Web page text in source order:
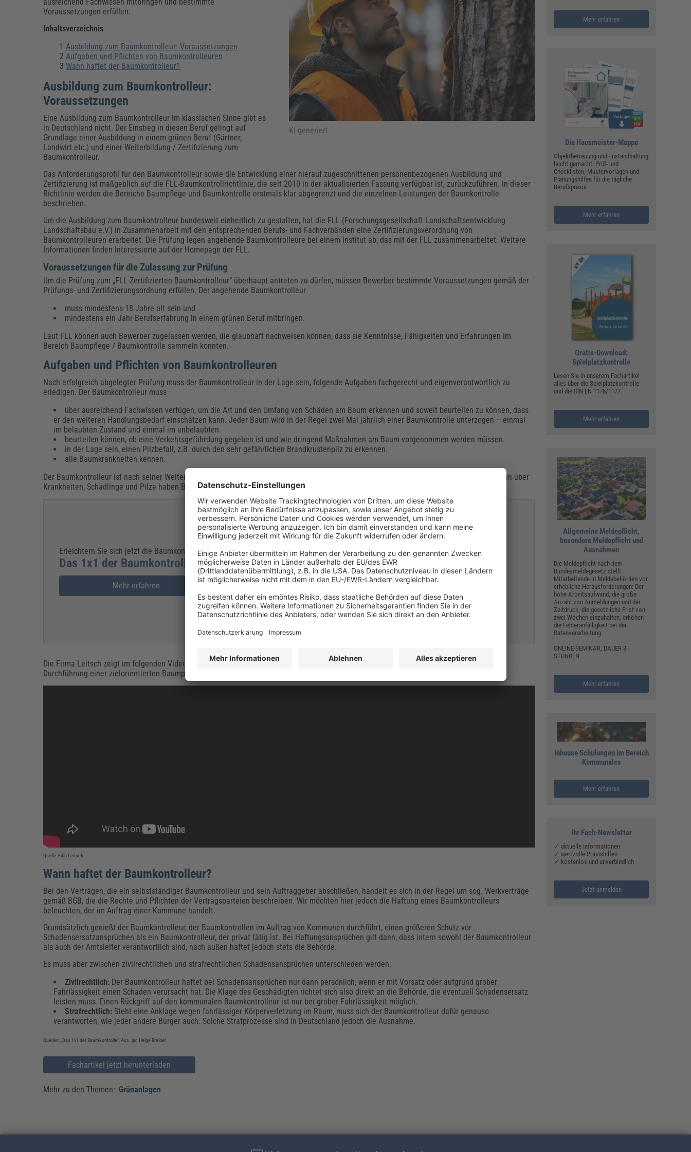
Energie & Umwelt
Führung & Management
Gesundheit & Pflege
Kommunales
Fachpublikationen & Arbeitshilfen
Bauhof
Hausmeister & Haustechnik
Grünflächen
Recht, Sicherheit & Ordnung
Vergaberecht
Verkehrsrecht
Weiterbildungen (AKADEMIE HERKERT)
Bau, Immobilien & Gebäudemanagement
Künstliche Intelligenz
Weiterbildungen (AKADEMIE HERKERT)
Künstliche Intelligenz
Personalmanagement
Fachpublikationen & Arbeitshilfen
Personalwesen Weiterbildungen (AKADEMIE HERKERT)
Personal, Ausbildung & Recht
Reisekosten und Finanzen
Weiterbildungen (AKADEMIE HERKERT)
Reisekosten & Finanzen
Zoll und Export
Fachpublikationen & Arbeitshilfen
Zollabwicklung & Exportabwicklung Zollverfahren & Zollvorschriften
Weiterbildungen (AKADEMIE HERKERT)
Zoll & Export
KI-generiert
Voraussetzungen erfüllen.
Inhaltsverzeichnis
Ausbildung zum Baumkontrolleur: Voraussetzungen
Aufgaben und Pflichten von Baumkontrolleuren
Wann haftet der Baumkontrolleur?
Ausbildung zum Baumkontrolleur:
Voraussetzungen
Eine Ausbildung zum Baumkontrolleur im klassischen Sinne gibt es
in Deutschland nicht. Der Einstieg in diesen Beruf gelingt auf
Grundlage einer Ausbildung in einem grünen Beruf (Gärtner,
Landwirt etc.) und einer Weiterbildung / Zertifizierung zum
Baumkontrolleur.
Das Anforderungsprofil für den Baumkontrolleur sowie die Entwicklung einer hierauf zugeschnittenen personenbezogenen Ausbildung und
Zertifizierung ist maßgeblich auf die FLL-Baumkontrollrichtlinie, die seit 2010 in der aktualisierten Fassung verfügbar ist, zurückzuführen. In dieser
Richtlinie werden die Bereiche Baumpflege und Baumkontrolle erstmals klar abgegrenzt und die einzelnen Leistungen der Baumkontrolle
beschrieben.
Um die Ausbildung zum Baumkontrolleur bundesweit einheitlich zu gestalten, hat die FLL (Forschungsgesellschaft Landschaftsentwicklung
Landschaftsbau e.V.) in Zusammenarbeit mit den entsprechenden Berufs- und Fachverbänden eine Zertifizierungsverordnung von
Baumkontrolleuren erarbeitet. Die Prüfung legen angehende Baumkontrolleure bei einem Institut ab, das mit der FLL zusammenarbeitet. Weitere
Informationen finden Interessierte auf der Homepage der FLL.
Voraussetzungen für die Zulassung zur Prüfung
Um die Prüfung zum „FLL-Zertifizierten Baumkontrolleur“ überhaupt antreten zu dürfen, müssen Bewerber bestimmte Voraussetzungen gemäß der
Prüfungs- und Zertifizierungsordnung erfüllen. Der angehende Baumkontrolleur
muss mindestens 18 Jahre alt sein und
mindestens ein Jahr Berufserfahrung in einem grünen Beruf mitbringen.
Laut FLL können auch Bewerber zugelassen werden, die glaubhaft nachweisen können, dass sie Kenntnisse, Fähigkeiten und Erfahrungen im
Bereich Baumpflege / Baumkontrolle sammeln konnten.
Aufgaben und Pflichten von Baumkontrolleuren
Nach erfolgreich abgelegter Prüfung muss der Baumkontrolleur in der Lage sein, folgende Aufgaben fachgerecht und eigenverantwortlich zu
erledigen. Der Baumkontrolleur muss
über ausreichend Fachwissen verfügen, um die Art und den Umfang von Schäden am Baum erkennen und soweit beurteilen zu können, dass
er den weiteren Handlungsbedarf einschätzen kann. Jeder Baum wird in der Regel zwei Mal jährlich einer Baumkontrolle unterzogen – einmal
im belaubten Zustand und einmal im unbelaubten.
beurteilen können, ob eine Verkehrsgefährdung gegeben ist und wie dringend Maßnahmen am Baum vorgenommen werden müssen.
in der Lage sein, einen Pilzbefall, z.B. durch den sehr gefährlichen Brandkrustenpilz zu erkennen.
alle Baumkrankheiten kennen.
Der Baumkontrolleur ist nach seiner Weiterbildung zudem verpflichtet, sich jährlich auf den neuesten Stand zu bringen. Aktuelles Fachwissen über
Krankheiten, Schädlinge und Pilze haben Baumkontrolleure mit dem Buch„Das 1x1 der Baumkontrolle“
Erleichtern Sie sich jetzt die Baumkontrolle nach der FLL-Richtlinie!
Das 1x1 der Baumkontrolle
Mehr erfahren
Die Firma Leitsch zeigt im folgenden Video, wie ein Baumkontrolleur bei seiner Arbeit vorgeht und warum die Baumkontrolle wichtig für die
Durchführung einer zielorientierten Baumpflege ist:
Quelle: Eiko Leitsch
Wann haftet der Baumkontrolleur?
Bei den Verträgen, die ein selbstständiger Baumkontrolleur und sein Auftraggeber abschließen, handelt es sich in der Regel um sog. Werkverträge
gemäß BGB, die die Rechte und Pflichten der Vertragsparteien beschreiben. Wir möchten hier jedoch die Haftung eines Baumkontrolleurs
beleuchten, der im Auftrag einer Kommune handelt.
Grundsätzlich genießt der Baumkontrolleur, der Baumkontrollen im Auftrag von Kommunen durchführt, einen größeren Schutz vor
Schadensersatzansprüchen als ein Baumkontrolleur, der privat tätig ist. Bei Haftungsansprüchen gilt dann, dass intern sowohl der Baumkontrolleur
als auch der Amtsleiter verantwortlich sind, nach außen haftet jedoch stets die Behörde.
Es muss aber zwischen zivilrechtlichen und strafrechtlichen Schadensansprüchen unterschieden werden:
Zivilrechtlich: Der Baumkontrolleur haftet bei Schadensansprüchen nur dann persönlich, wenn er mit Vorsatz oder aufgrund grober
Fahrlässigkeit einen Schaden verursacht hat. Die Klage des Geschädigten richtet sich also direkt an die Behörde, die eventuell Schadensersatz
leisten muss. Einen Rückgriff auf den kommunalen Baumkontrolleur ist nur bei grober Fahrlässigkeit möglich.
Strafrechtlich: Steht eine Anklage wegen fahrlässiger Körperverletzung im Raum, muss sich der Baumkontrolleur dafür genauso
verantworten, wie jeder andere Bürger auch. Solche Strafprozesse sind in Deutschland jedoch die Ausnahme.
Quellen: „Das 1x1 der Baumkontrolle“, Ass. jur. Helge Breloer
Fachartikel jetzt herunterladen
Mehr zu den Themen: Grünanlagen
Mehr erfahren
Die Hausmeister-Mappe
Objektbetreuung und -instandhaltung
leicht gemacht: Prüf- und
Checklisten, Mustervorlagen und
Planungshilfen für die tägliche
Berufspraxis.
Mehr erfahren
Gratis-Download:
Spielplatzkontrolle
Lesen Sie in unserem Fachartikel
alles über die Spielplatzkontrolle
und die DIN EN 1176/1177.
Mehr erfahren
Allgemeine Meldepflicht,
besondere Meldepflicht und
Ausnahmen
Die Meldepflicht nach dem
Bundesmeldegesetz stellt
Mitarbeitende in Meldebehörden vor
erhebliche Herausforderungen: Der
hohe Arbeitsaufwand, die große
Anzahl von Anmeldungen und der
Zeitdruck, die gesetzliche Frist von
zwei Wochen einzuhalten, erhöhen
die Fehleranfälligkeit bei der
Datenverarbeitung.
ONLINE-SEMINAR, DAUER 3
STUNDEN
Mehr erfahren
Inhouse Schulungen im Bereich
Kommunales
Mehr erfahren
Ihr Fach-Newsletter
✓ aktuelle Informationen
✓ wertvolle Praxishilfen
✓ kostenlos und unverbindlich
Jetzt anmelden